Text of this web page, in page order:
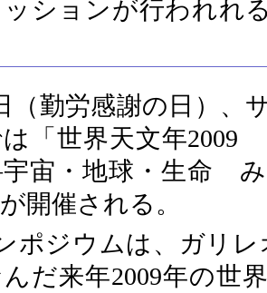
ションが行われれ
（勤労感謝の日）、
「世界天文年
宙・地球・生命 み
開催される。
ポジウムは、ガリレ
だ来年2009年の世